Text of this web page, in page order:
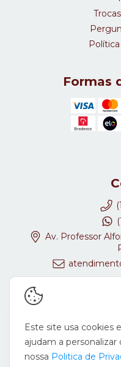
Formas
Av. Professor
Este site usa cookies
ajudam a
nossa Politica de